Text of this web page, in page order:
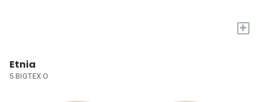
+
Etnia
5 BIGTEX O